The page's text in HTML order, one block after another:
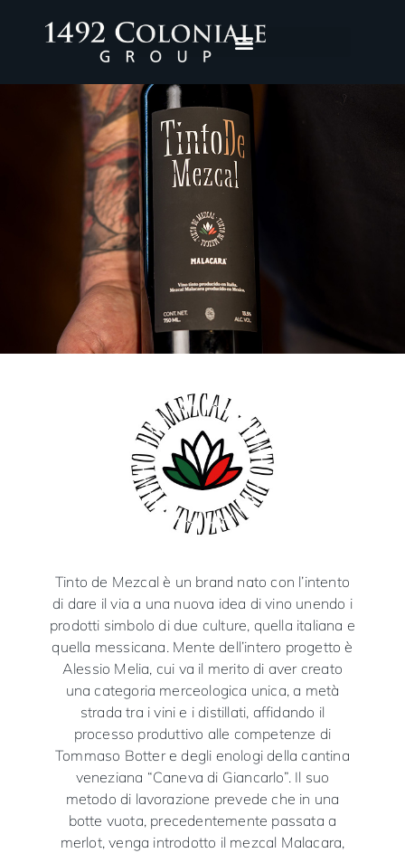
Tinto de Mezcal è un brand nato con l’intento
di dare il via a una nuova idea di vino unendo i
prodotti simbolo di due culture, quella italiana e
quella messicana. Mente dell’intero progetto è
Alessio Melia, cui va il merito di aver creato
una categoria merceologica unica, a metà
strada tra i vini e i distillati, affidando il
processo produttivo alle competenze di
Tommaso Botter e degli enologi della cantina
veneziana “Caneva di Giancarlo”. Il suo
metodo di lavorazione prevede che in una
botte vuota, precedentemente passata a
merlot, venga introdotto il mezcal Malacara,